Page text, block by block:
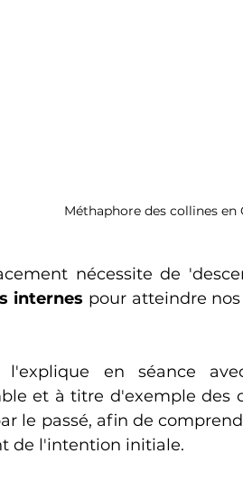
Méthaphore des collines en
internes pour atteindre
en séance
et à titre d'exemple des
le passé, afin de
de l'intention initiale.